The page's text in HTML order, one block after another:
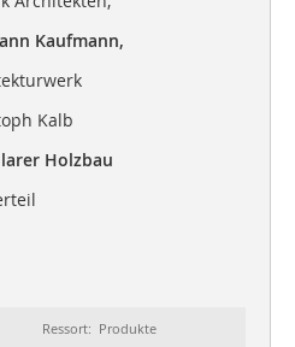
Kaufmann,
Kalb
Holzbau
Ressort: Produkte